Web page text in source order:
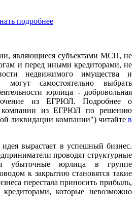
подробнее
являющиеся субъектами МСП, не
и перед иными кредиторами, не
недвижимого имущества и
могут самостоятельно выбрать
юрлица - добровольная
из ЕГРЮЛ. Подробнее о
компании из ЕГРЮЛ по решению
ликвидации компании") читайте в
вырастает в успешный бизнес.
проводят структурные
убыточные юрлица в группе
к закрытию становятся такие
перестала приносить прибыль,
которые невозможно